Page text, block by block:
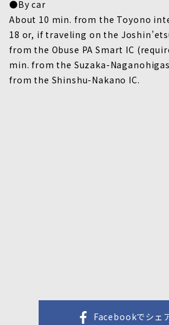
●By car
About 10 min. from the Toyono
18 or, if traveling on the
from the Obuse PA Smart IC
min. from the Suzaka-
from the Shinshu-Nakano IC.
Facebookでシェ